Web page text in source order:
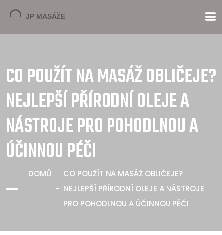
CO POUŽÍT NA MASÁŽ OBLIČEJE?
NEJLEPŠÍ PŘÍRODNÍ OLEJE A
NÁSTROJE PRO POHODLNOU A
ÚČINNOU PÉČI
DOMŮ
CO POUŽÍT NA MASÁŽ OBLIČEJE?
NEJLEPŠÍ PŘÍRODNÍ OLEJE A NÁSTROJE
PRO POHODLNOU A ÚČINNOU PÉČI